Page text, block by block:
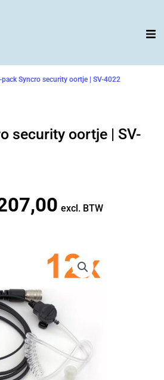
pack Syncro security oortje | SV-4022
security oortje | SV-
Huidige
€ 207,00.
excl. BTW